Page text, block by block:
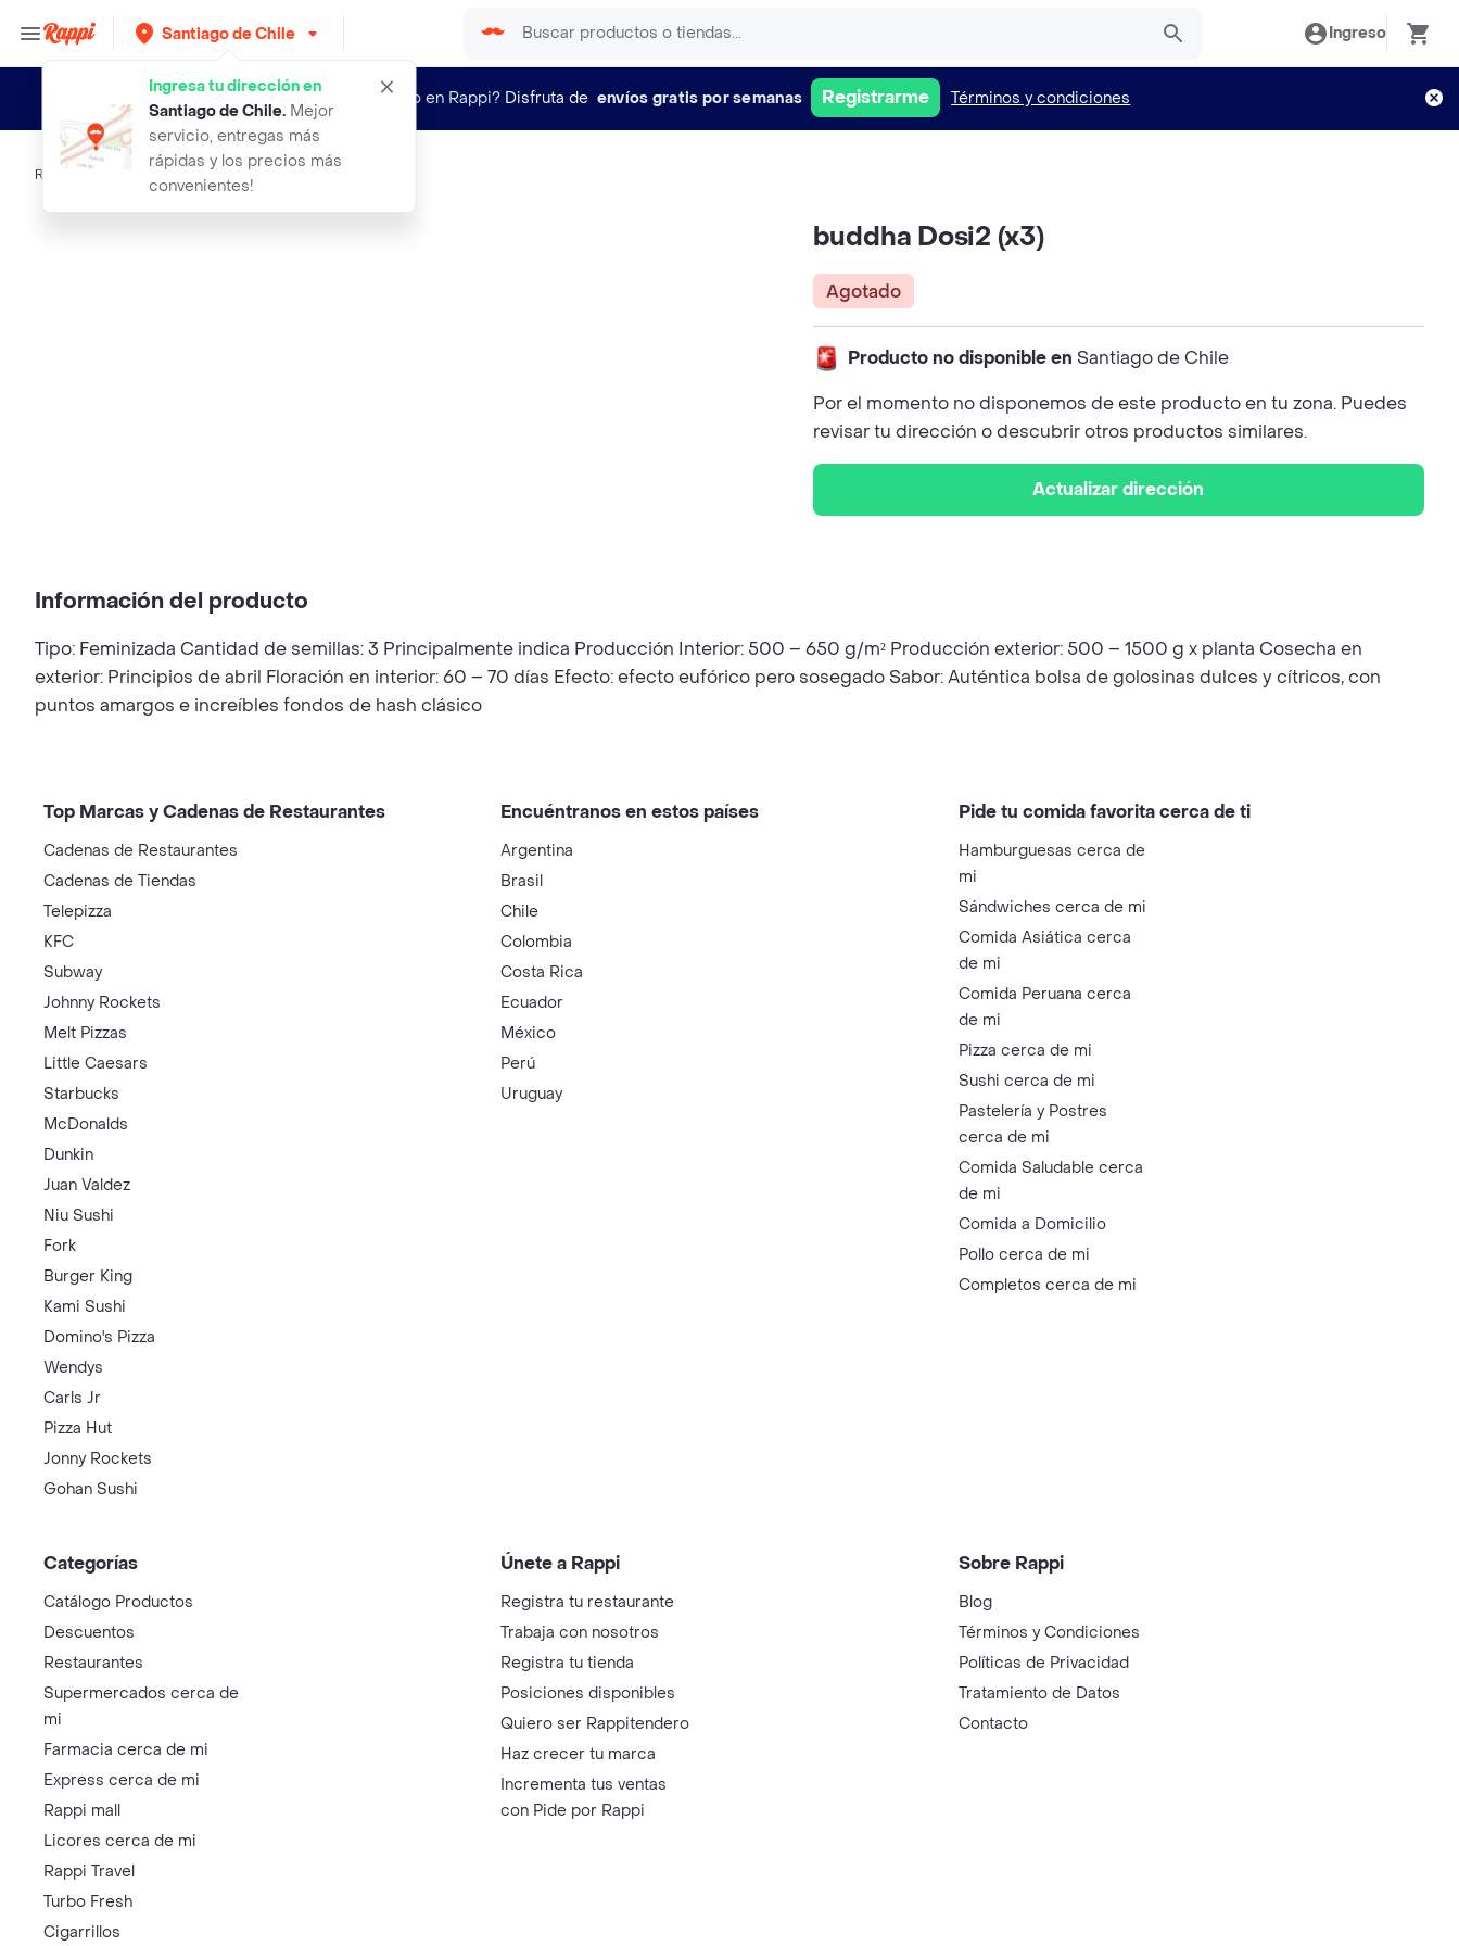
Santiago de Chile
Ingresa tu dirección en
Santiago de Chile. Mejor
servicio, entregas más
rápidas y los precios más
convenientes!
Ingreso
¿Nuevo en Rappi? Disfruta de envíos gratis por semanas Registrarme Términos y condiciones
Rappi buddha dosi2 x3
buddha Dosi2 (x3)
Agotado
Producto no disponible en Santiago de Chile
Por el momento no disponemos de este producto en tu zona. Puedes
revisar tu dirección o descubrir otros productos similares.
Actualizar dirección
Información del producto
Tipo: Feminizada Cantidad de semillas: 3 Principalmente indica Producción Interior: 500 – 650 g/m² Producción exterior: 500 – 1500 g x planta Cosecha en
exterior: Principios de abril Floración en interior: 60 – 70 días Efecto: efecto eufórico pero sosegado Sabor: Auténtica bolsa de golosinas dulces y cítricos, con
puntos amargos e increíbles fondos de hash clásico
Top Marcas y Cadenas de Restaurantes
Cadenas de Restaurantes
Cadenas de Tiendas
Telepizza
KFC
Subway
Johnny Rockets
Melt Pizzas
Little Caesars
Starbucks
McDonalds
Dunkin
Juan Valdez
Niu Sushi
Fork
Burger King
Kami Sushi
Domino's Pizza
Wendys
Carls Jr
Pizza Hut
Jonny Rockets
Gohan Sushi
Encuéntranos en estos países
Argentina
Brasil
Chile
Colombia
Costa Rica
Ecuador
México
Perú
Uruguay
Pide tu comida favorita cerca de ti
Hamburguesas cerca de
mi
Sándwiches cerca de mi
Comida Asiática cerca
de mi
Comida Peruana cerca
de mi
Pizza cerca de mi
Sushi cerca de mi
Pastelería y Postres
cerca de mi
Comida Saludable cerca
de mi
Comida a Domicilio
Pollo cerca de mi
Completos cerca de mi
Categorías
Catálogo Productos
Descuentos
Restaurantes
Supermercados cerca de
mi
Farmacia cerca de mi
Express cerca de mi
Rappi mall
Licores cerca de mi
Rappi Travel
Turbo Fresh
Cigarrillos
Únete a Rappi
Registra tu restaurante
Trabaja con nosotros
Registra tu tienda
Posiciones disponibles
Quiero ser Rappitendero
Haz crecer tu marca
Incrementa tus ventas
con Pide por Rappi
Sobre Rappi
Blog
Términos y Condiciones
Políticas de Privacidad
Tratamiento de Datos
Contacto